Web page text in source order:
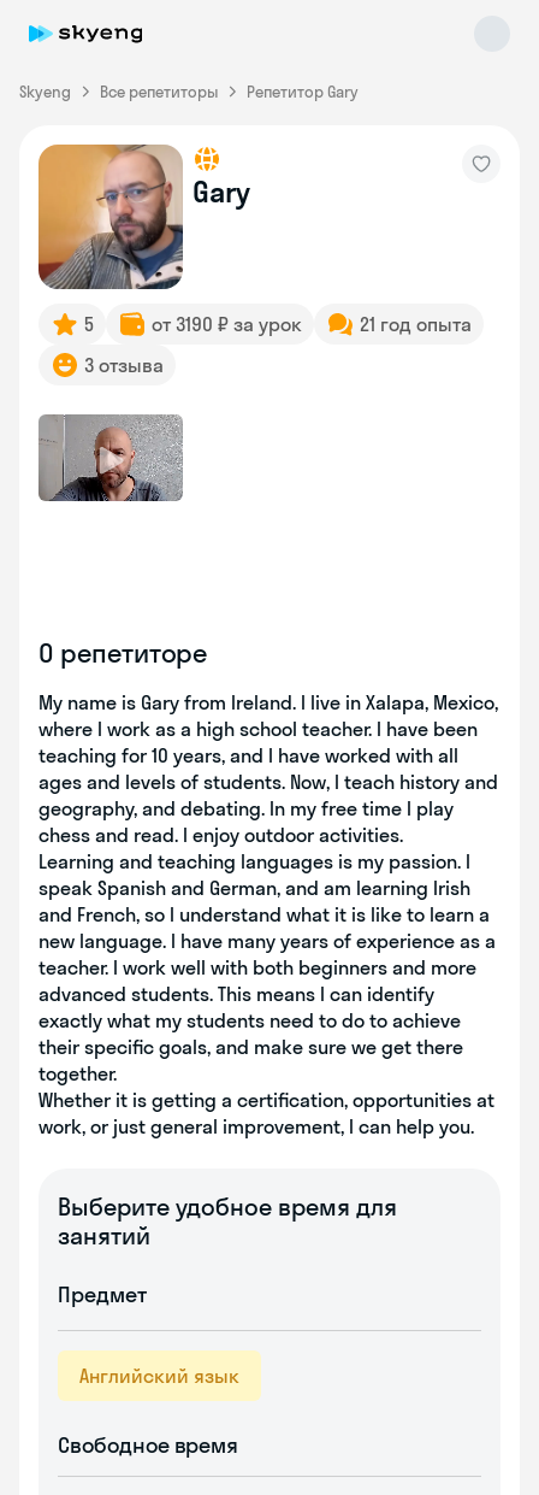
Skyeng Все репетиторы Репетитор Gary
Gary
5 от 3190 ₽ за урок
21 год опыта
3 отзыва
О репетиторе
My name is Gary from Ireland. I live in Xalapa, Mexico,
where I work as a high school teacher. I have been
teaching for 10 years, and I have worked with all
ages and levels of students. Now, I teach history and
geography, and debating. In my free time I play
chess and read. I enjoy outdoor activities.
Learning and teaching languages is my passion. I
speak Spanish and German, and am learning Irish
and French, so I understand what it is like to learn a
new language. I have many years of experience as a
teacher. I work well with both beginners and more
advanced students. This means I can identify
exactly what my students need to do to achieve
their specific goals, and make sure we get there
together.
Whether it is getting a certification, opportunities at
work, or just general improvement, I can help you.
Выберите удобное время для
занятий
Предмет
Английский язык
Свободное время
Skyeng Chat
online